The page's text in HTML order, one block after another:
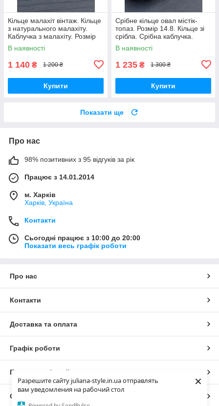
Разрешите сайту juliana-style.in.ua отправлять
вам уведомления на рабочий стол
×
Кільце малахіт вінтаж. Кільце
з натурального малахіту.
Каблучка з малахіту. Розмір
16.8. Індія!
В наявності
1 140 ₴ 1 200 ₴
Купити
Срібне кільце овал містік-
топаз. Розмір 14.8. Кільце зі
срібла. Срібна каблучка.
Містік топаз. Індія!
В наявності
1 235 ₴ 1 300 ₴
Купити
Показати ще
Про нас
98% позитивних з 95 відгуків за рік
Працює з 14.01.2014
м. Харків
Харків, Україна
Контакти
Сьогодні працює з 10:00 до 20:00
Показати весь графік роботи
Про нас
Контакти
Доставка та оплата
Графік роботи
Повна версія сайту
Сайт створено на маркетплейсі